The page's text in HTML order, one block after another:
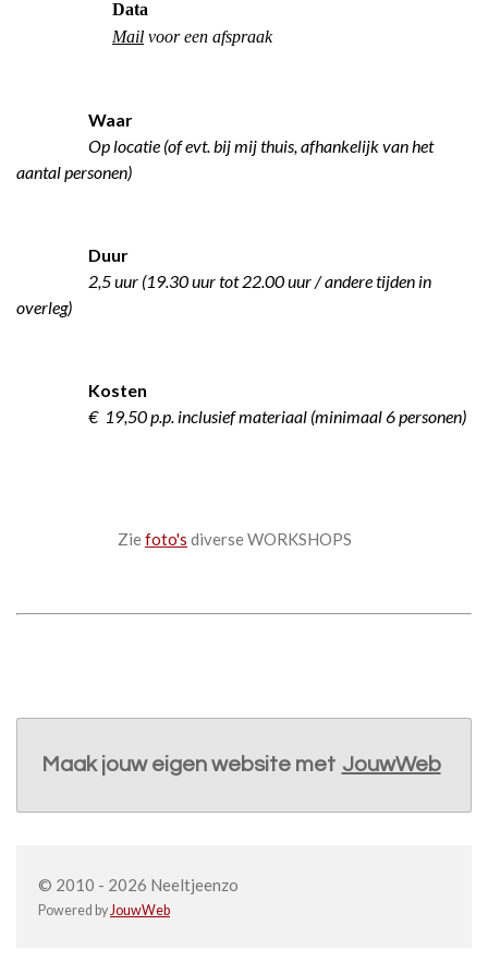
Data
Mail voor een afspraak
Waar
Op locatie (of evt. bij mij thuis, afhankelijk van het
aantal personen)
Duur
2,5 uur (19.30 uur tot 22.00 uur / andere tijden in
overleg)
Kosten
€ 19,50 p.p. inclusief materiaal (minimaal 6 personen)
Ziefoto's diverse WORKSHOPS
Maak jouw eigen website met JouwWeb
© 2010 - 2026 Neeltjeenzo
Powered byJouwWeb